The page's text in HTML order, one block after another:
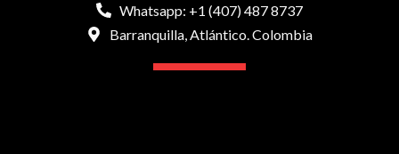
Whatsapp: +1 (407) 487 8737
Barranquilla, Atlántico. Colombia